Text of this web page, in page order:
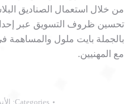
من خلال استعمال الصناديق
تحسين ظروف التسويق عبر
بالجملة بايت ملول والمساهمة
مع المهنيين.
Categories: